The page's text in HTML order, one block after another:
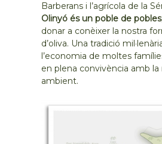
Barberans i l’agrícola de la
Olinyó és un poble de pobles
donar a conèixer la nostra
d’oliva. Una tradició
l’economia de moltes
en plena convivència amb
ambient.